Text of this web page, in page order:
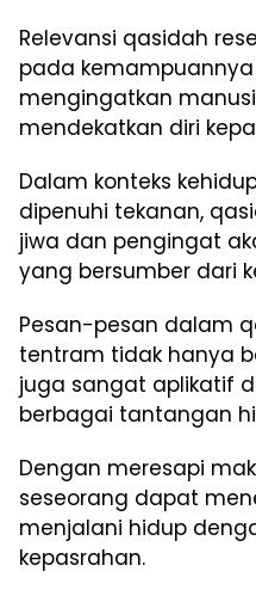
Relevansi qasidah
pada
mengingatkan
mendekatkan diri
Dalam konteks
dipenuhi tekanan,
jiwa dan pengingat
yang bersumber dari
Pesan-pesan dalam
tentram tidak hanya
juga sangat aplikatif
berbagai tantangan
Dengan meresapi
seseorang dapat
menjalani hidup
kepasrahan.